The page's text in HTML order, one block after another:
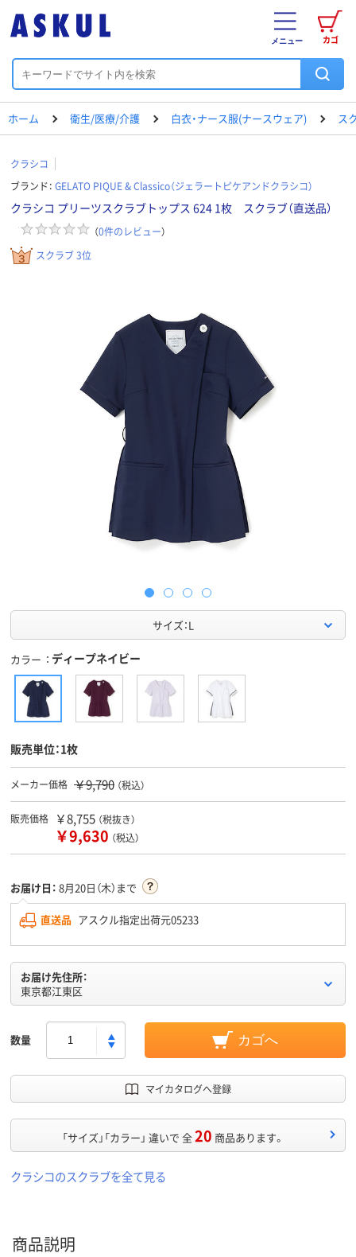
カゴ
メニュー
ホーム 衛生/医療/介護 白衣・ナース服(ナースウェア) ス
クラシコ
ブランド： GELATO PIQUE & Classico（ジェラートピケアンドクラシコ）
クラシコ プリーツスクラブトップス 624 1枚 スクラブ（直送品）
（0件のレビュー）
スクラブ 3位
サイズ：L
カラー ディープネイビー
販売単位：1枚
メーカー価格 ￥9,790 （税込）
販売価格 ￥8,755 （税抜き）
￥9,630 （税込）
お届け日： 8月20日（木）まで
直送品 アスクル指定出荷元05233
お届け先住所：
東京都江東区
数量 カゴへ
マイカタログへ登録
「サイズ」「カラー」 違いで 全20 商品あります。
クラシコのスクラブを全て見る
商品説明